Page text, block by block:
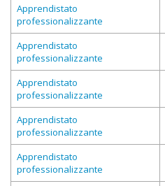
Apprendistato
professionalizzante
Apprendistato
professionalizzante
Apprendistato
professionalizzante
Apprendistato
professionalizzante
Apprendistato
professionalizzante